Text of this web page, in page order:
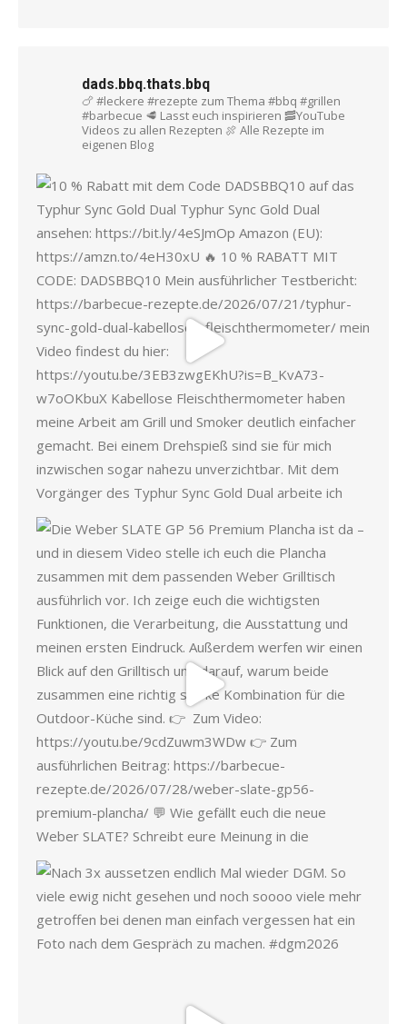
dads.bbq.thats.bbq
🍗 #leckere #rezepte zum Thema #bbq #grillen
#barbecue 🥩 Lasst euch inspirieren 🥓YouTube
Videos zu allen Rezepten 🍖 Alle Rezepte im
eigenen Blog